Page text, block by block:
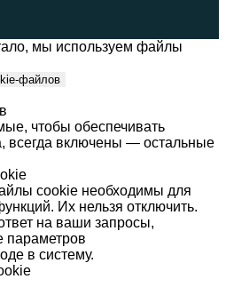
данных
мы используем файлы
файлов
чтобы обеспечивать
всегда включены — остальные
cookie необходимы для
Их нельзя отключить.
на ваши запросы,
параметров
в систему.